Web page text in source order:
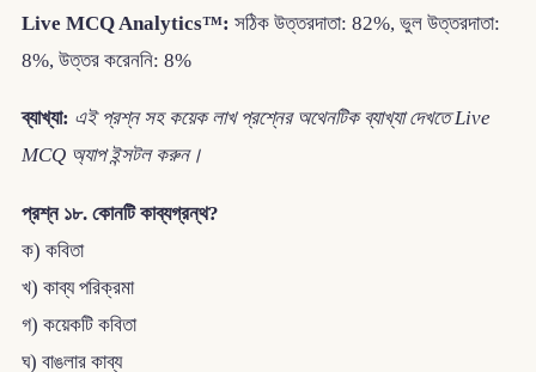
Live MCQ Analytics™: সঠিক উত্তরদাতা: 82%, ভুল উত্তরদাতা:
8%, উত্তর করেননি: 8%
ব্যাখ্যা: এই প্রশ্ন সহ কয়েক লাখ প্রশ্নের অথেনটিক ব্যাখ্যা দেখতে Live
MCQ অ্যাপ ইন্সটল করুন।
প্রশ্ন ১৮. কোনটি কাব্যগ্রন্থ?
ক) কবিতা
খ) কাব্য পরিক্রমা
গ) কয়েকটি কবিতা
ঘ) বাঙলার কাব্য